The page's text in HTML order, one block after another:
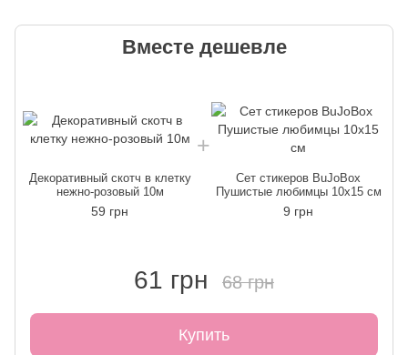
Вместе дешевле
Декоративный скотч в клетку
нежно-розовый 10м
59 грн
Сет стикеров BuJoBox
Пушистые любимцы 10х15 см
9 грн
61 грн 68 грн
Купить